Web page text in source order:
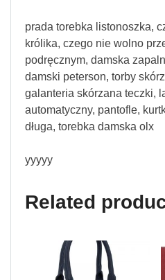
prada torebka listonoszka,
królika, czego nie wolno
podręcznym, damska
damski peterson, torby
galanteria skórzana teczki,
automatyczny, pantofle,
długa, torebka damska olx
yyyyy
Related